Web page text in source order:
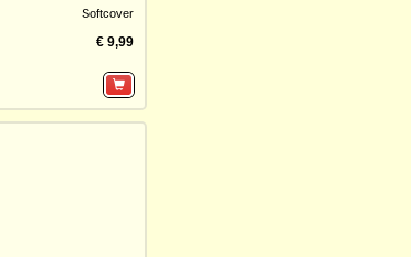
Softcover
€ 9,99